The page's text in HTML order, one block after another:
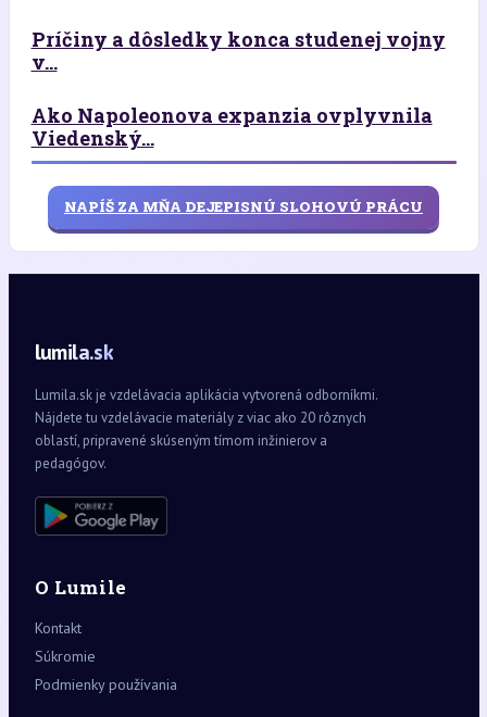
Príčiny a dôsledky konca studenej vojny
v...
Ako Napoleonova expanzia ovplyvnila
Viedenský...
NAPÍŠ ZA MŇA DEJEPISNÚ SLOHOVÚ PRÁCU
lumila.sk
Lumila.sk je vzdelávacia aplikácia vytvorená odborníkmi.
Nájdete tu vzdelávacie materiály z viac ako 20 rôznych
oblastí, pripravené skúseným tímom inžinierov a
pedagógov.
O Lumile
Kontakt
Súkromie
Podmienky používania